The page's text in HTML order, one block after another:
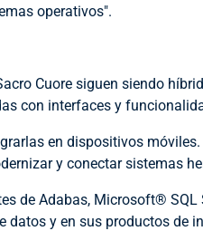
operativos".
Cuore siguen siendo
con interfaces y
en dispositivos
y conectar sistemas
de Adabas, Microsoft®
y en sus productos